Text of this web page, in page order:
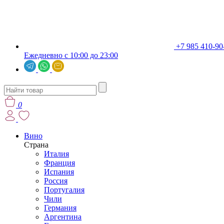
+7 985 410-
Ежедневно с 10:00 до 23:00
0
Вино
Страна
Италия
Франция
Испания
Россия
Португалия
Чили
Германия
Аргентина